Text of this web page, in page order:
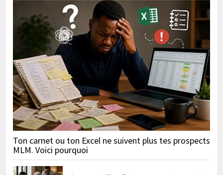
Ton carnet ou ton Excel ne suivent plus tes prospects
MLM. Voici pourquoi